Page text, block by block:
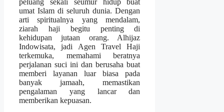
umat Islam di seluruh dunia. Dengan
arti spiritualnya yang mendalam,
ziarah haji begitu penting di
kehidupan jutaan orang. Alhijaz
Indowisata, jadi Agen Travel Haji
terkemuka, memahami beratnya
perjalanan suci ini dan berusaha buat
memberi layanan luar biasa pada
banyak jamaah, memastikan
pengalaman yang lancar dan
memberikan kepuasan.